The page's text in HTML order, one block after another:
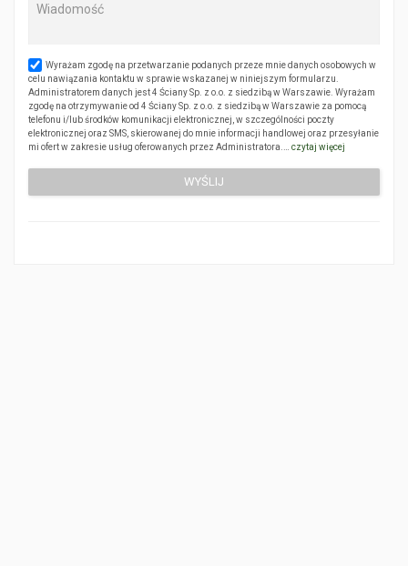
Wyrażam zgodę na przetwarzanie podanych przeze mnie danych osobowych w
celu nawiązania kontaktu w sprawie wskazanej w niniejszym formularzu.
Administratorem danych jest 4 Ściany Sp. z o.o. z siedzibą w Warszawie. Wyrażam
zgodę na otrzymywanie od 4 Ściany Sp. z o.o. z siedzibą w Warszawie za pomocą
telefonu i/lub środków komunikacji elektronicznej, w szczególności poczty
elektronicznej oraz SMS, skierowanej do mnie informacji handlowej oraz przesyłanie
mi ofert w zakresie usług oferowanych przez Administratora.… czytaj więcej